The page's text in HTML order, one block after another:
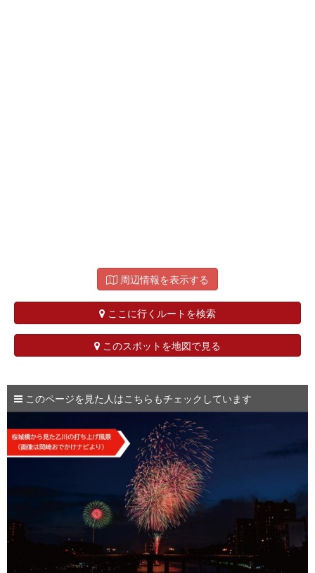
周辺情報を表示する
ここに行くルートを検索
このスポットを地図で見る
このページを見た人はこちらもチェックしています